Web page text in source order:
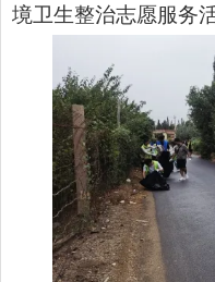
境卫生整治志愿服务活